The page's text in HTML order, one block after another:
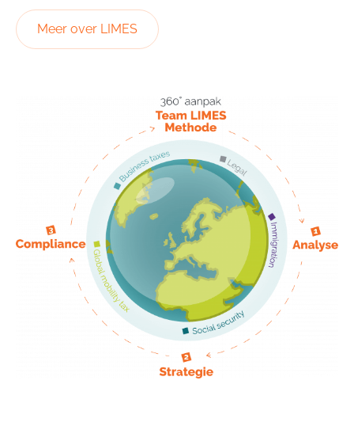
Meer over LIMES